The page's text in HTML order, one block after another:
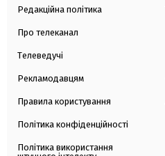
Редакційна політика
Про телеканал
Телеведучі
Рекламодавцям
Правила користування
Політика конфіденційності
Політика використання